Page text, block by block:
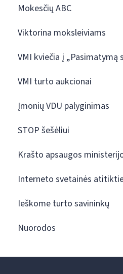
Mokesčių ABC
Viktorina moksleiviams
VMI kviečia į „Pasimatymą
VMI turto aukcionai
Įmonių VDU palyginimas
STOP šešėliui
Krašto apsaugos
Interneto svetainės
Ieškome turto savininkų
Nuorodos